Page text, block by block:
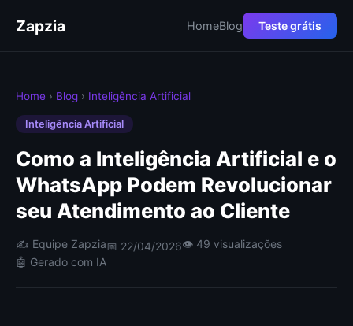
Zapzia HomeBlog Teste grátis
Home › Blog › Inteligência Artificial
Inteligência Artificial
Como a Inteligência Artificial e o
WhatsApp Podem Revolucionar
seu Atendimento ao Cliente
✍️ Equipe Zapzia📅 22/04/2026👁 49 visualizações
🤖 Gerado com IA